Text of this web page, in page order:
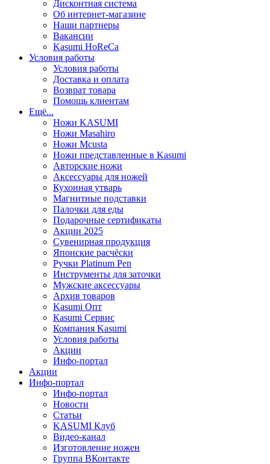
Дисконтная система
Об интернет-магазине
Наши партнеры
Вакансии
Kasumi HoReCa
Условия работы
Условия работы
Доставка и оплата
Возврат товара
Помощь клиентам
Ещё...
Ножи KASUMI
Ножи Masahiro
Ножи Mcusta
Ножи представленные в Kasumi
Авторские ножи
Аксессуары для ножей
Кухонная утварь
Магнитные подставки
Палочки для еды
Подарочные сертификаты
Акции 2025
Сувенирная продукция
Японские расчёски
Ручки Platinum Pen
Инструменты для заточки
Мужские аксессуары
Архив товаров
Kasumi Опт
Кasumi Сервис
Компания Kasumi
Условия работы
Акции
Инфо-портал
Акции
Инфо-портал
Инфо-портал
Новости
Статьи
KASUMI Клуб
Видео-канал
Изготовление ножен
Группа ВКонтакте